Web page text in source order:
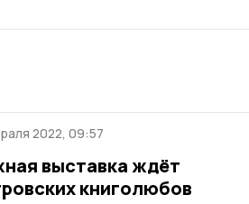
2022, 09:57
выставка ждёт
книголюбов